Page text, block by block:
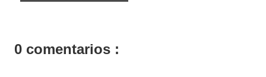
0 comentarios :